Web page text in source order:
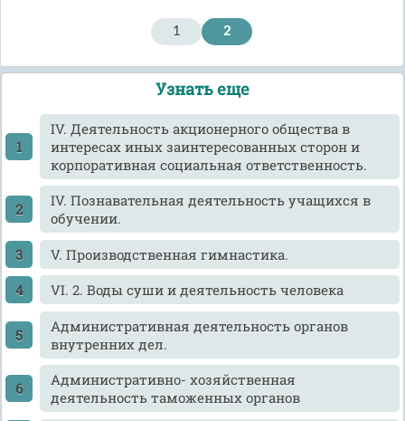
1 2
Узнать еще
IV. Деятельность акционерного общества в
интересах иных заинтересованных сторон и
корпоративная социальная ответственность.
IV. Познавательная деятельность учащихся в
обучении.
V. Производственная гимнастика.
VI. 2. Воды суши и деятельность человека
Административная деятельность органов
внутренних дел.
Административно- хозяйственная
деятельность таможенных органов